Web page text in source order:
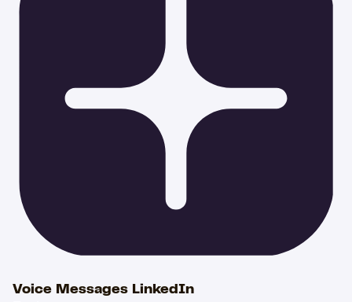
Voice Messages LinkedIn